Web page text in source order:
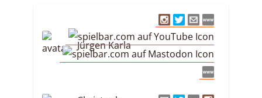
Jürgen Karla